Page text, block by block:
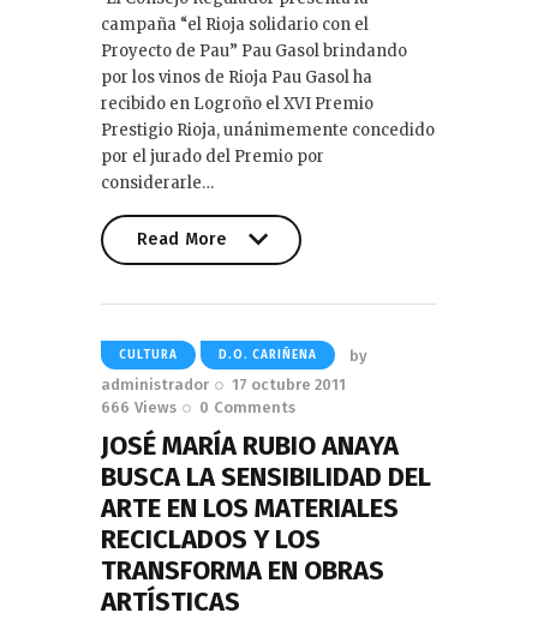
campaña “el Rioja solidario con el
Proyecto de Pau” Pau Gasol brindando
por los vinos de Rioja Pau Gasol ha
recibido en Logroño el XVI Premio
Prestigio Rioja, unánimemente concedido
por el jurado del Premio por
considerarle…
Read More
CULTURA D.O. CARIÑENA
by
administrador
17 octubre 2011
666 Views 0 Comments
JOSÉ MARÍA RUBIO ANAYA
BUSCA LA SENSIBILIDAD DEL
ARTE EN LOS MATERIALES
RECICLADOS Y LOS
TRANSFORMA EN OBRAS
ARTÍSTICAS